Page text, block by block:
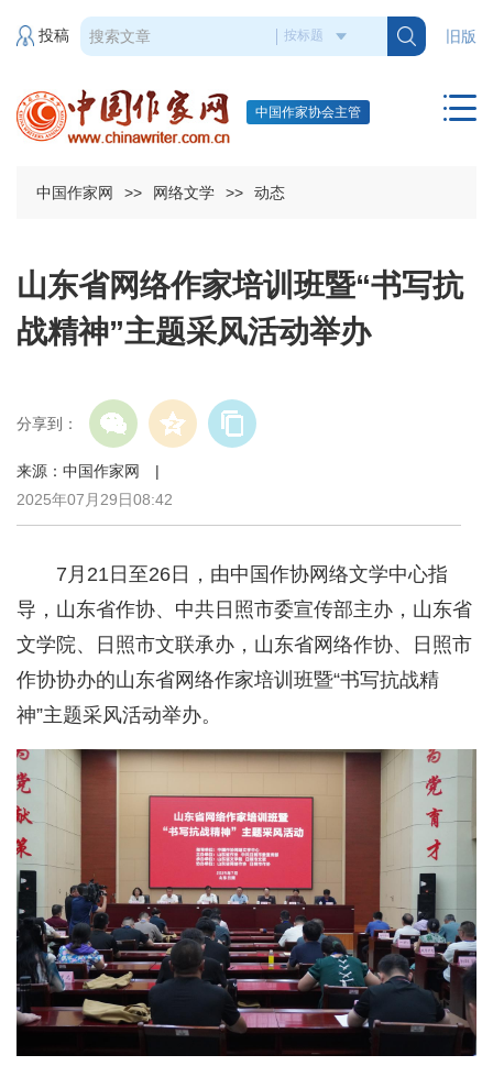
旧版
投稿
中国作家协会主管
中国作家网 >> 网络文学 >> 动态
山东省网络作家培训班暨“书写抗
战精神”主题采风活动举办
分享到：
来源：中国作家网 |
2025年07月29日08:42
7月21日至26日，由中国作协网络文学中心指
导，山东省作协、中共日照市委宣传部主办，山东省
文学院、日照市文联承办，山东省网络作协、日照市
作协协办的山东省网络作家培训班暨“书写抗战精
神”主题采风活动举办。